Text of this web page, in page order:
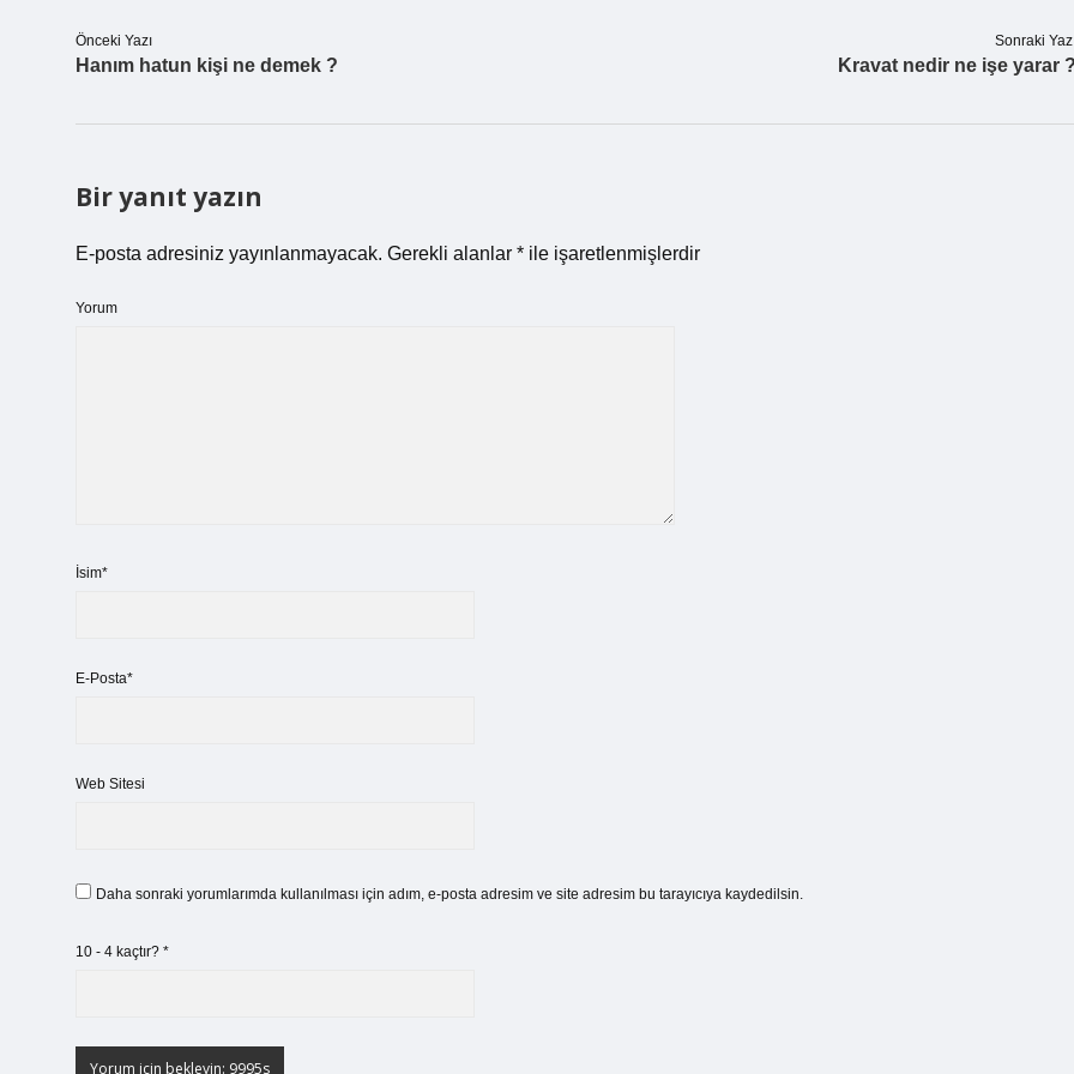
Önceki Yazı
Hanım hatun kişi ne demek ?
Sonraki
Kravat nedir ne işe yarar
Bir yanıt yazın
E-posta adresiniz yayınlanmayacak. Gerekli alanlar * ile işaretlenmişlerdir
Yorum
İsim*
E-Posta*
Web Sitesi
Daha sonraki yorumlarımda kullanılması için adım, e-posta adresim ve site adresim bu tarayıcıya kaydedilsin.
10 - 4 kaçtır? *